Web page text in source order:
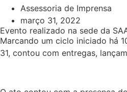
Assessoria de Imprensa
março 31, 2022
Evento realizado na sede da
Marcando um ciclo iniciado há
31, contou com entregas,